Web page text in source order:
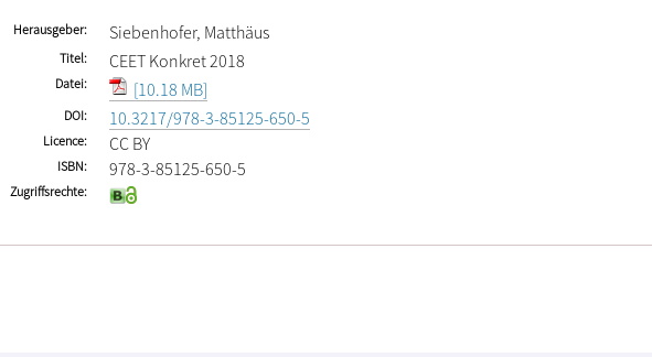
Herausgeber Siebenhofer, Matthäus
Titel CEET Konkret 2018
Datei [10.18 MB]
DOI 10.3217/978-3-85125-650-5
Licence CC BY
ISBN 978-3-85125-650-5
Zugriffsrechte